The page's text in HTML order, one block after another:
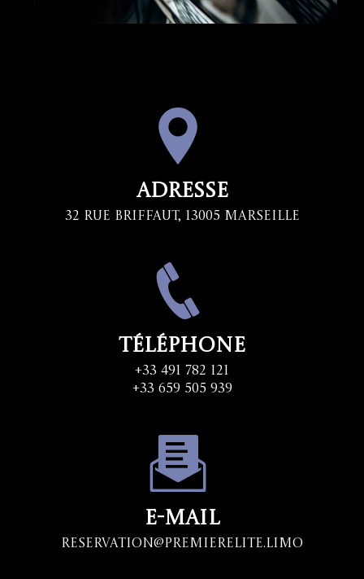
Adresse
32 Rue Briffaut, 13005 Marseille
Téléphone
+33 491 782 121
+33 659 505 939
E-mail
Reservation@premierelite.limo